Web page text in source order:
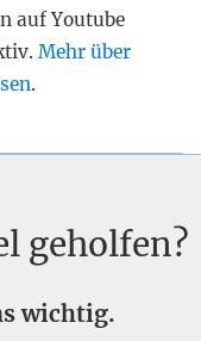
auf Youtube
Mehr über
.
geholfen?
wichtig.